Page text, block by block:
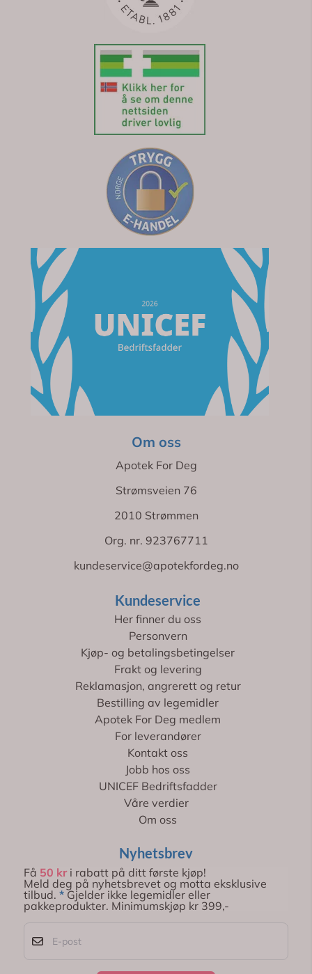
Om oss
Apotek For Deg
Strømsveien 76
2010 Strømmen
Org. nr. 923767711
kundeservice@apotekfordeg.no
Kundeservice
Her finner du oss
Personvern
Kjøp- og betalingsbetingelser
Frakt og levering
Reklamasjon, angrerett og retur
Bestilling av legemidler
Apotek For Deg medlem
For leverandører
Kontakt oss
Jobb hos oss
UNICEF Bedriftsfadder
Våre verdier
Om oss
Nyhetsbrev
Få 50 kri rabatt på ditt første kjøp!
Meld deg på nyhetsbrevet og motta eksklusive
tilbud. *Gjelder ikke legemidler eller
pakkeprodukter. Minimumskjøp kr 399,-